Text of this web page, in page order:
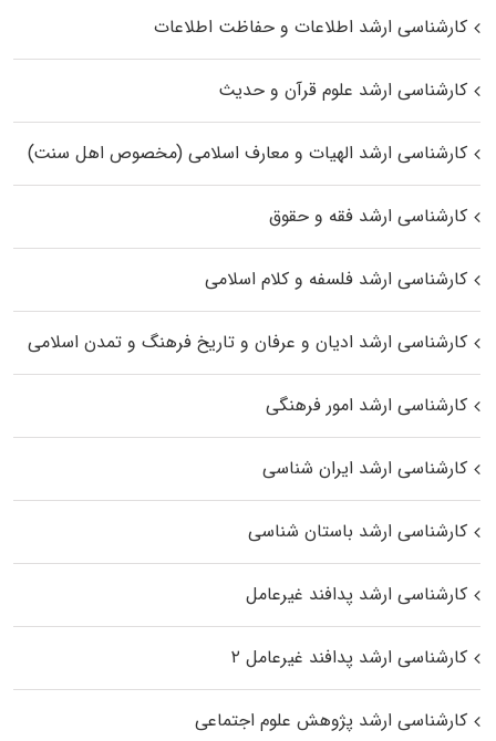
کارشناسی ارشد اطلاعات و حفاظت اطلاعات
کارشناسی ارشد علوم قرآن و حدیث
کارشناسی ارشد الهیات و معارف اسلامی (مخصوص اهل سنت)
کارشناسی ارشد فقه و حقوق
کارشناسی ارشد فلسفه و کلام اسلامی
کارشناسی ارشد ادیان و عرفان و تاریخ فرهنگ و تمدن اسلامی
کارشناسی ارشد امور فرهنگی
کارشناسی ارشد ایران شناسی
کارشناسی ارشد باستان شناسی
کارشناسی ارشد پدافند غیرعامل
کارشناسی ارشد پدافند غیرعامل ۲
کارشناسی ارشد پژوهش علوم اجتماعی